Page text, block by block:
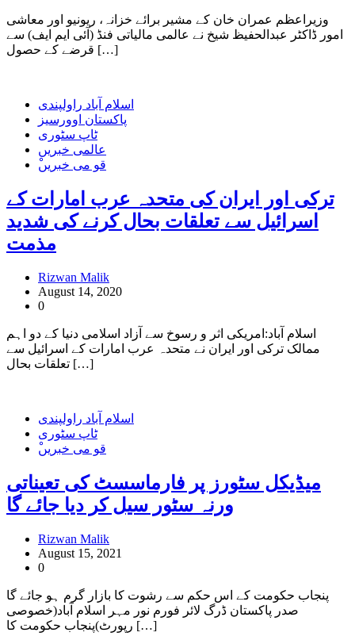
وزیراعظم عمران خان کے مشیر برائے خزانہ، ریونیو اور معاشی
امور ڈاکٹر عبدالحفیظ شیخ نے عالمی مالیاتی فنڈ (آئی ایم ایف) سے
قرضے کے حصول […]
اسلام آباد راولپندی
پاکستان اوورسیز
ٹاپ سٹوری
عالمی خبریں
ْقو می خبریں
ترکی اور ایران کی متحدہ عرب امارات کے
اسرائیل سے تعلقات بحال کرنے کی شدید
مذمت
Rizwan Malik
August 14, 2020
0
اسلام آباد:امریکی اثر و رسوخ سے آزاد اسلامی دنیا کے دو اہم
ممالک ترکی اور ایران نے متحدہ عرب امارات کے اسرائیل سے
تعلقات بحال […]
اسلام آباد راولپندی
ٹاپ سٹوری
ْقو می خبریں
میڈیکل سٹورز پر فارماسسٹ کی تعیناتی
ورنہ سٹور سیل کر دیا جائے گا
Rizwan Malik
August 15, 2021
0
پنجاب حکومت کے اس حکم سے رشوت کا بازار گرم ہو جائے گا
صدر پاکستان ڈرگ لائر فورم نور مہر اسلام آباد(خصوصی
رپورٹ)پنجاب حکومت کا […]